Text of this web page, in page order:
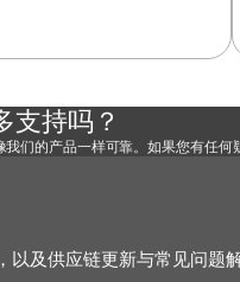
支持吗？
们的产品一样可靠。如果您有任何
以及供应链更新与常见问题